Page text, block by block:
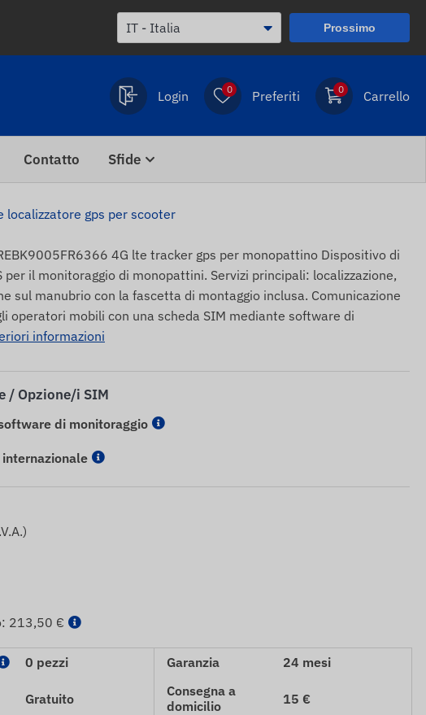
Prossimo
Login 0 Preferiti 0 Carrello
Contatto Sfide
localizzatore gps per scooter
4G lte tracker gps per monopattino Dispositivo di
per il monitoraggio di monopattini. Servizi principali: localizzazione,
sul manubrio con la fascetta di montaggio inclusa. Comunicazione
operatori mobili con una scheda SIM mediante software di
informazioni
/ Opzione/i SIM
di monitoraggio
internazionale
213,50 €
0 pezzi
Gratuito
Garanzia
24 mesi
Consegna a
domicilio
15 €